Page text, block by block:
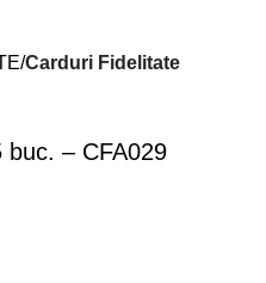
Carduri Fidelitate
buc. – CFA029